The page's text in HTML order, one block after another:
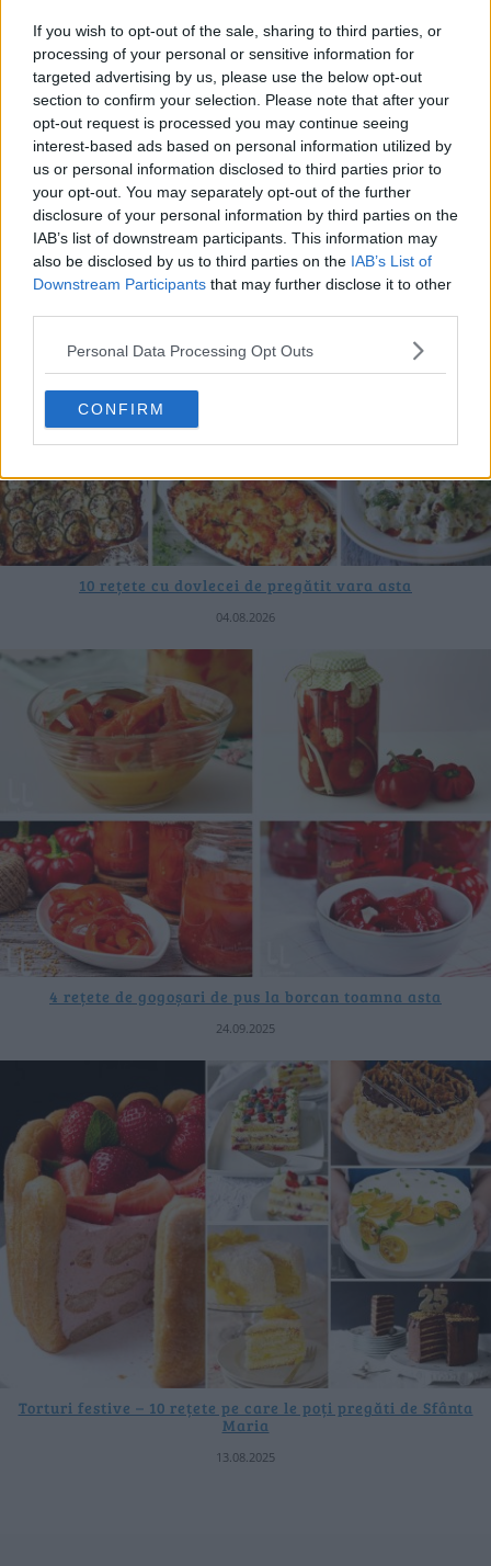
If you wish to opt-out of the sale, sharing to third parties, or
processing of your personal or sensitive information for
targeted advertising by us, please use the below opt-out
section to confirm your selection. Please note that after your
opt-out request is processed you may continue seeing
interest-based ads based on personal information utilized by
us or personal information disclosed to third parties prior to
your opt-out. You may separately opt-out of the further
disclosure of your personal information by third parties on the
IAB’s list of downstream participants. This information may
also be disclosed by us to third parties on the IAB’s List of
Downstream Participants that may further disclose it to other
Personal Data Processing Opt Outs
CONFIRM
20 de rețete de salate de vară fără prelucrare termică
06.08.2026
10 rețete cu dovlecei de pregătit vara asta
04.08.2026
4 rețete de gogoșari de pus la borcan toamna asta
24.09.2025
Torturi festive – 10 rețete pe care le poți pregăti de Sfânta
Maria
13.08.2025